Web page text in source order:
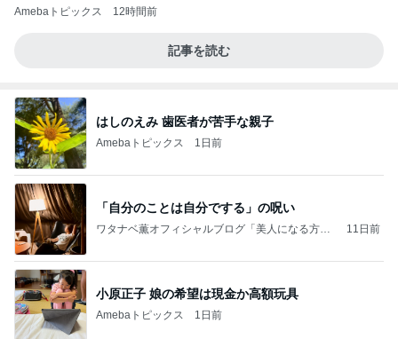
Amebaトピックス 12時間前
記事を読む
はしのえみ 歯医者が苦手な親子
Amebaトピックス 1日前
「自分のことは自分でする」の呪い
ワタナベ薫オフィシャルブログ「美人になる方
11日前
小原正子 娘の希望は現金か高額玩具
Amebaトピックス 1日前